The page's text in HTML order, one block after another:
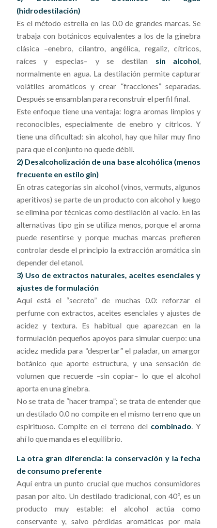
(hidrodestilación)
Es el método estrella en las 0.0 de grandes marcas. Se
trabaja con botánicos equivalentes a los de la ginebra
clásica –enebro, cilantro, angélica, regaliz, cítricos,
raíces y especias– y se destilan sin alcohol,
normalmente en agua. La destilación permite capturar
volátiles aromáticos y crear “fracciones” separadas.
Después se ensamblan para reconstruir el perfil final.
Este enfoque tiene una ventaja: logra aromas limpios y
reconocibles, especialmente de enebro y cítricos. Y
tiene una dificultad: sin alcohol, hay que hilar muy fino
para que el conjunto no quede débil.
2) Desalcoholización de una base alcohólica (menos
frecuente en estilo gin)
En otras categorías sin alcohol (vinos, vermuts, algunos
aperitivos) se parte de un producto con alcohol y luego
se elimina por técnicas como destilación al vacío. En las
alternativas tipo gin se utiliza menos, porque el aroma
puede resentirse y porque muchas marcas prefieren
controlar desde el principio la extracción aromática sin
depender del etanol.
3) Uso de extractos naturales, aceites esenciales y
ajustes de formulación
Aquí está el “secreto” de muchas 0.0: reforzar el
perfume con extractos, aceites esenciales y ajustes de
acidez y textura. Es habitual que aparezcan en la
formulación pequeños apoyos para simular cuerpo: una
acidez medida para “despertar” el paladar, un amargor
botánico que aporte estructura, y una sensación de
volumen que recuerde –sin copiar– lo que el alcohol
aporta en una ginebra.
No se trata de “hacer trampa”; se trata de entender que
un destilado 0.0 no compite en el mismo terreno que un
espirituoso. Compite en el terreno del combinado. Y
ahí lo que manda es el equilibrio.
La otra gran diferencia: la conservación y la fecha
de consumo preferente
Aquí entra un punto crucial que muchos consumidores
pasan por alto. Un destilado tradicional, con 40º, es un
producto muy estable: el alcohol actúa como
conservante y, salvo pérdidas aromáticas por mala